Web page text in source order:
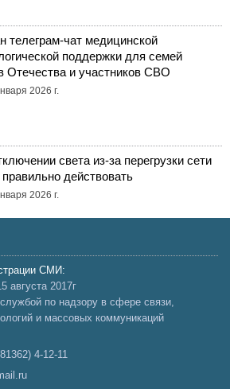
телеграм-чат медицинской
поддержки для семей
Отечества и участников СВО
2026 г.
света из-за перегрузки сети
действовать
2026 г.
СМИ:
2017г
по надзору в сфере связи,
и массовых коммуникаций
4-12-11